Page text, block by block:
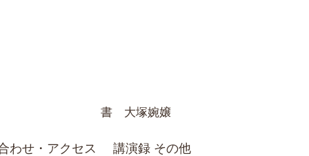
書 大塚婉嬢
わせ・アクセス 講演録 その他